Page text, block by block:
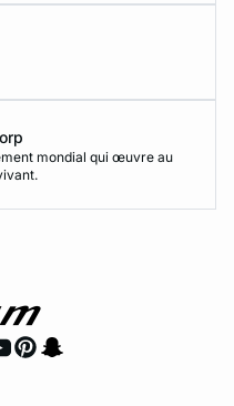
mondial qui œuvre au